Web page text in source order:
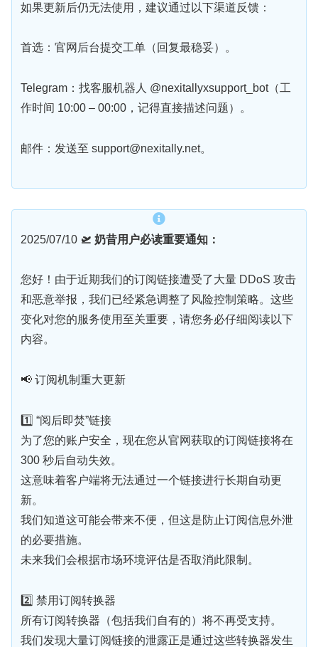
如果更新后仍无法使用，建议通过以下渠道反馈：
首选：官网后台提交工单（回复最稳妥）。
Telegram：找客服机器人 @nexitallyxsupport_bot（工
作时间 10:00 – 00:00，记得直接描述问题）。
邮件：发送至 support@nexitally.net。
2025/07/10 🛫 奶昔用户必读重要通知：
您好！由于近期我们的订阅链接遭受了大量 DDoS 攻击
和恶意举报，我们已经紧急调整了风险控制策略。这些
变化对您的服务使用至关重要，请您务必仔细阅读以下
内容。
📢 订阅机制重大更新
1️⃣ “阅后即焚”链接
为了您的账户安全，现在您从官网获取的订阅链接将在
300 秒后自动失效。
这意味着客户端将无法通过一个链接进行长期自动更
新。
我们知道这可能会带来不便，但这是防止订阅信息外泄
的必要措施。
未来我们会根据市场环境评估是否取消此限制。
2️⃣ 禁用订阅转换器
所有订阅转换器（包括我们自有的）将不再受支持。
我们发现大量订阅链接的泄露正是通过这些转换器发生